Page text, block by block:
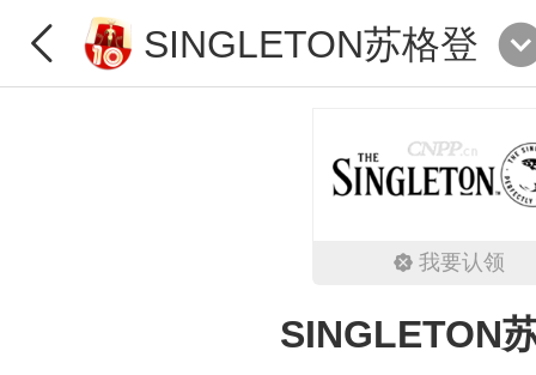
SINGLETON苏格登
我要认领
SINGLETON